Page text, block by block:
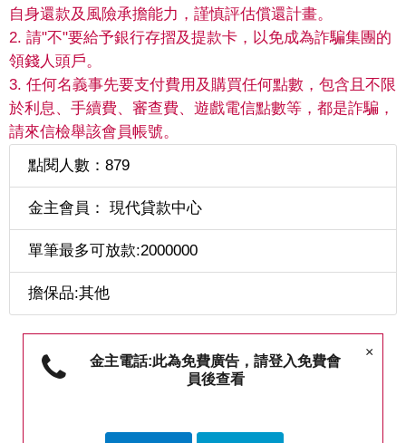
自身還款及風險承擔能力，謹慎評估償還計畫。
2. 請"不"要給予銀行存摺及提款卡，以免成為詐騙集團的
領錢人頭戶。
3. 任何名義事先要支付費用及購買任何點數，包含且不限
於利息、手續費、審查費、遊戲電信點數等，都是詐騙，
請來信檢舉該會員帳號。
點閱人數：879
金主會員： 現代貸款中心
單筆最多可放款:2000000
擔保品:其他
×
金主電話:此為免費廣告，請登入免費會
員後查看